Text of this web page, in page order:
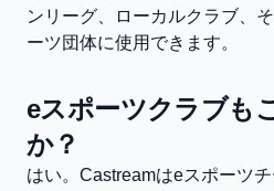
ンリーグ、ローカルクラブ、
ーツ団体に使用できます。
eスポーツクラブも
か？
はい。Castreamはeスポーツ